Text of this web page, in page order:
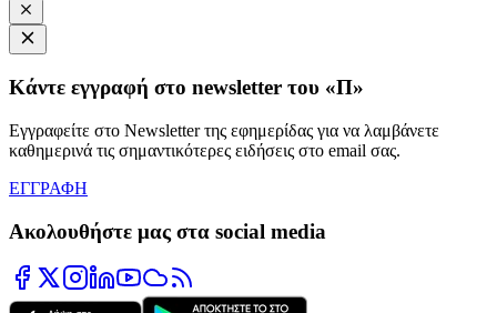
Κάντε εγγραφή στο newsletter του «Π»
Εγγραφείτε στο Newsletter της εφημερίδας για να λαμβάνετε
καθημερινά τις σημαντικότερες ειδήσεις στο email σας.
ΕΓΓΡΑΦΗ
Ακολουθήστε μας στα social media